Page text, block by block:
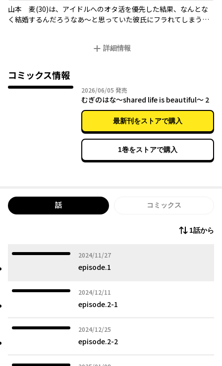
山本 麦(30)は、アイドルへのオタ活を優先した結果、なんとな
く結婚するんだろうなあ～と思っていた彼氏にフラれてしまう。
子たちが自立しつつ支えあえる」シェアハウス運営がはじまっ
詳細情報
コミックス情報
2026/06/05 2026年06月05日
発売
むぎのはな～shared life is beautiful～ 2
最新刊をストアで購入
1巻をストアで購入
話 コミックス
1話から
2024/11/27
2024年11月27日
episode.1
2024/12/11
2024年12月11日
episode.2-1
2024/12/25
2024年12月25日
episode.2-2